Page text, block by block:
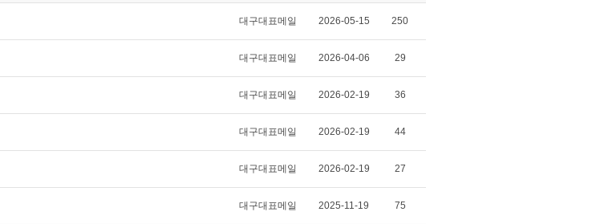
대구대표메일 2026-05-15 250
대구대표메일 2026-04-06 29
대구대표메일 2026-02-19 36
대구대표메일 2026-02-19 44
대구대표메일 2026-02-19 27
대구대표메일 2025-11-19 75